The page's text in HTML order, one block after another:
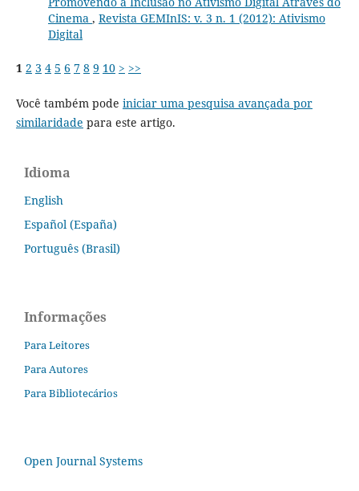
Cinema , Revista GEMInIS: v. 3 n. 1 (2012): Ativismo
Digital
1 2 3 4 5 6 7 8 9 10 > >>
Você também pode iniciar uma pesquisa avançada por
similaridade para este artigo.
Idioma
English
Español (España)
Português (Brasil)
Informações
Para Leitores
Para Autores
Para Bibliotecários
Open Journal Systems